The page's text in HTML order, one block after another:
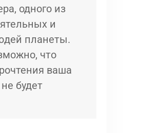
одного из
и
планеты.
что
ваша
будет